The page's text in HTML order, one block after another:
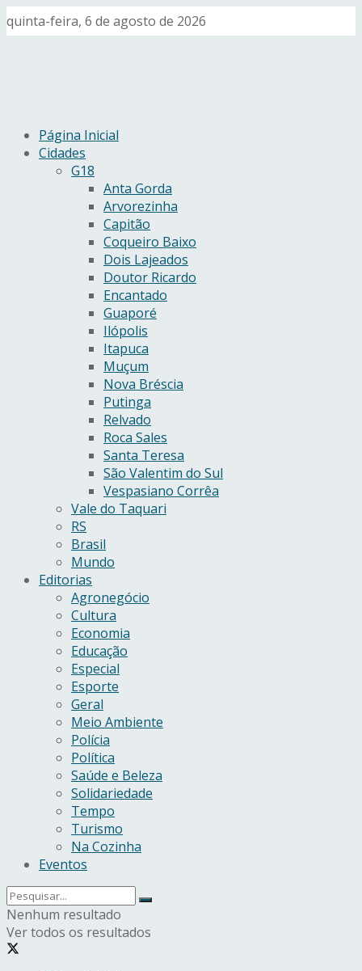
quinta-feira, 6 de agosto de 2026
Página Inicial
Cidades
G18
Anta Gorda
Arvorezinha
Capitão
Coqueiro Baixo
Dois Lajeados
Doutor Ricardo
Encantado
Guaporé
Ilópolis
Itapuca
Muçum
Nova Bréscia
Putinga
Relvado
Roca Sales
Santa Teresa
São Valentim do Sul
Vespasiano Corrêa
Vale do Taquari
RS
Brasil
Mundo
Editorias
Agronegócio
Cultura
Economia
Educação
Especial
Esporte
Geral
Meio Ambiente
Polícia
Política
Saúde e Beleza
Solidariedade
Tempo
Turismo
Na Cozinha
Eventos
Nenhum resultado
Ver todos os resultados